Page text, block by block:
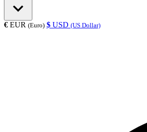
€ EUR (Euro) $ USD (US Dollar)